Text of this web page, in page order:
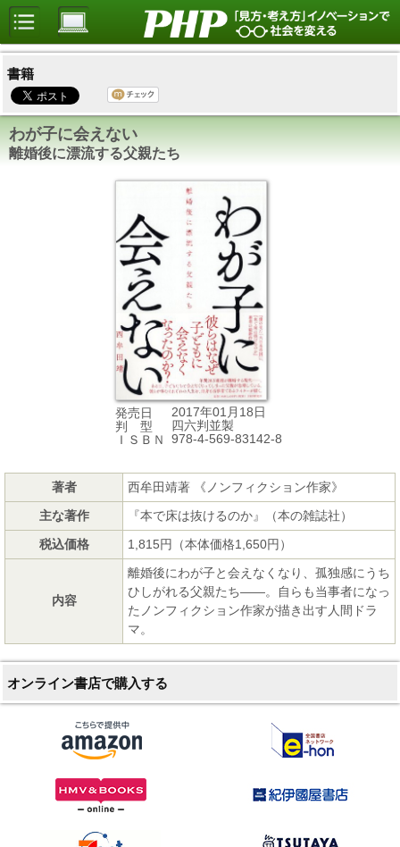
書籍
わが子に会えない
離婚後に漂流する父親たち
発売日
2017年01月18日
判 型
四六判並製
ＩＳＢＮ
978-4-569-83142-8
著者
西牟田靖著 《ノンフィクション作家》
主な著作
『本で床は抜けるのか』（本の雑誌社）
税込価格
1,815円（本体価格1,650円）
内容
離婚後にわが子と会えなくなり、孤独感にうち
ひしがれる父親たち――。自らも当事者になっ
たノンフィクション作家が描き出す人間ドラ
マ。
オンライン書店で購入する